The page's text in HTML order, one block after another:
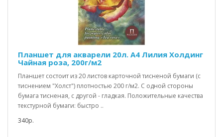
Планшет для акварели 20л. А4 Лилия Холдинг
Чайная роза, 200г/м2
Планшет состоит из 20 листов карточной тисненой бумаги (с
тиснением "Холст") плотностью 200 г/м2. C одной стороны
бумага тисненая, с другой - гладкая. Положительные качества
текстурной бумаги: быстро ..
340р.